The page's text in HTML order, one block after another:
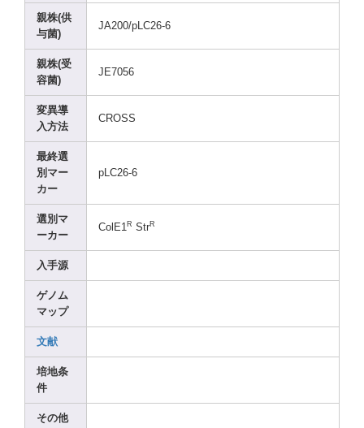
親株(供
与菌)
JA200/pLC26-6
親株(受
容菌)
JE7056
変異導
入方法
CROSS
最終選
別マー
カー
pLC26-6
選別マ
ーカー
ColE1R StrR
入手源
ゲノム
マップ
文献
培地条
件
その他